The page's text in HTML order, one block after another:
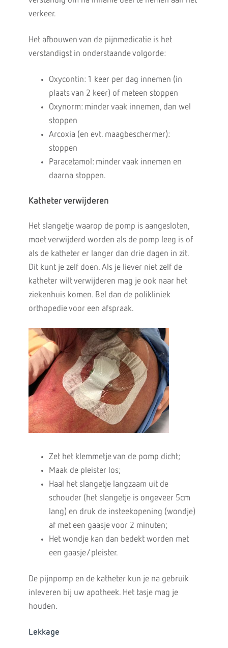
verkeer.
Het afbouwen van de pijnmedicatie is het
verstandigst in onderstaande volgorde:
Oxycontin: 1 keer per dag innemen (in
plaats van 2 keer) of meteen stoppen
Oxynorm: minder vaak innemen, dan wel
stoppen
Arcoxia (en evt. maagbeschermer):
stoppen
Paracetamol: minder vaak innemen en
daarna stoppen.
Katheter verwijderen
Het slangetje waarop de pomp is aangesloten,
moet verwijderd worden als de pomp leeg is of
als de katheter er langer dan drie dagen in zit.
Dit kunt je zelf doen. Als je liever niet zelf de
katheter wilt verwijderen mag je ook naar het
ziekenhuis komen. Bel dan de polikliniek
orthopedie voor een afspraak.
Zet het klemmetje van de pomp dicht;
Maak de pleister los;
Haal het slangetje langzaam uit de
schouder (het slangetje is ongeveer 5cm
lang) en druk de insteekopening (wondje)
af met een gaasje voor 2 minuten;
Het wondje kan dan bedekt worden met
een gaasje/pleister.
De pijnpomp en de katheter kun je na gebruik
inleveren bij uw apotheek. Het tasje mag je
houden.
Lekkage